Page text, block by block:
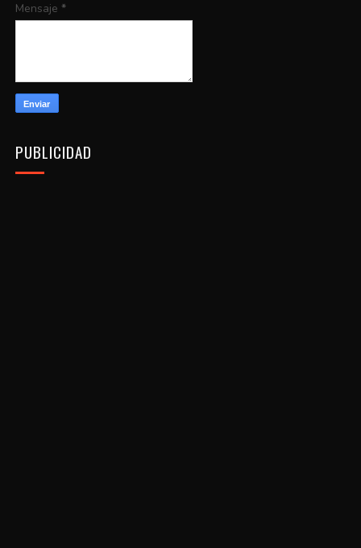
Mensaje *
PUBLICIDAD